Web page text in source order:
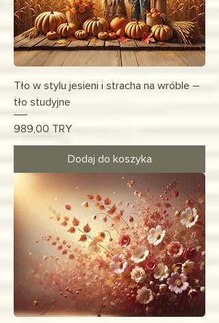
Tło w stylu jesieni i stracha na wróble –
tło studyjne
Cena
989,00 TRY
Dodaj do koszyka